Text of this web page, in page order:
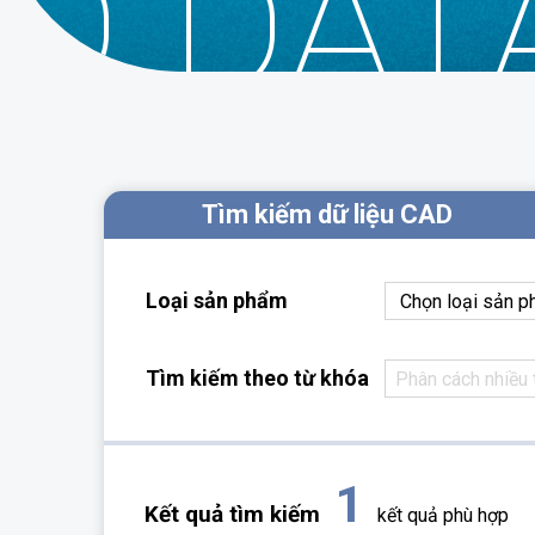
Tìm kiếm dữ liệu CAD
Loại sản phẩm
Tìm kiếm theo từ khóa
Kết quả tìm kiếm 1 kết quả phù hợp